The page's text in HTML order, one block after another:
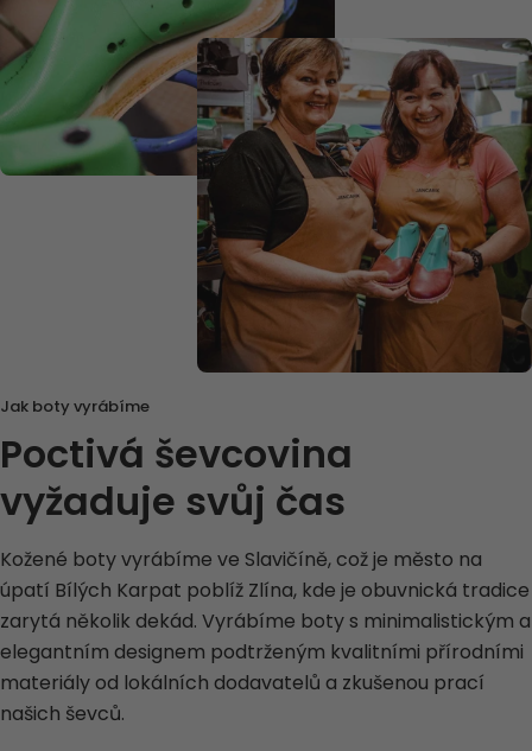
Jak boty vyrábíme
Poctivá ševcovina
vyžaduje svůj čas
Kožené boty vyrábíme ve Slavičíně, což je město na
úpatí Bílých Karpat poblíž Zlína, kde je obuvnická tradice
zarytá několik dekád. Vyrábíme boty s minimalistickým a
elegantním designem podtrženým kvalitními přírodními
materiály od lokálních dodavatelů a zkušenou prací
našich ševců.